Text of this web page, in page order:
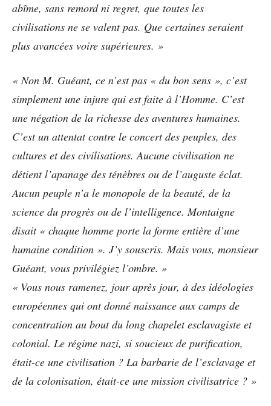
abîme, sans remord ni regret, que toutes les
civilisations ne se valent pas. Que certaines seraient
plus avancées voire supérieures. »
« Non M. Guéant, ce n’est pas « du bon sens », c’est
simplement une injure qui est faite à l’Homme. C’est
une négation de la richesse des aventures humaines.
C’est un attentat contre le concert des peuples, des
cultures et des civilisations. Aucune civilisation ne
détient l’apanage des ténèbres ou de l’auguste éclat.
Aucun peuple n’a le monopole de la beauté, de la
science du progrès ou de l’intelligence. Montaigne
disait « chaque homme porte la forme entière d’une
humaine condition ». J’y souscris. Mais vous, monsieur
Guéant, vous privilégiez l’ombre. »
« Vous nous ramenez, jour après jour, à des idéologies
européennes qui ont donné naissance aux camps de
concentration au bout du long chapelet esclavagiste et
colonial. Le régime nazi, si soucieux de purification,
était-ce une civilisation ? La barbarie de l’esclavage et
de la colonisation, était-ce une mission civilisatrice ? »